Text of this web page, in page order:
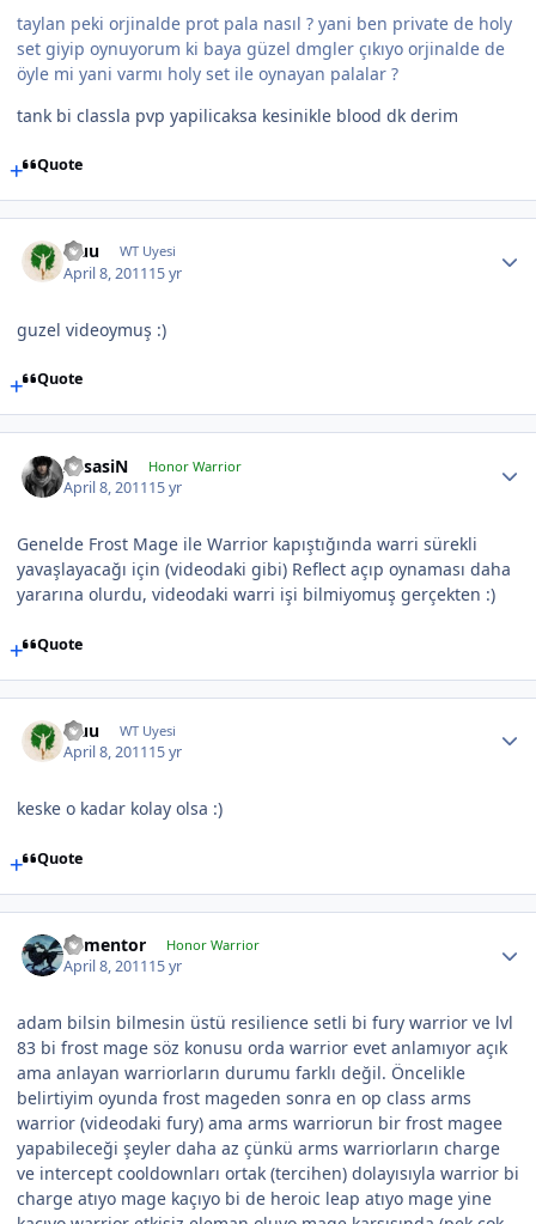
taylan peki orjinalde prot pala nasıl ? yani ben private de holy
set giyip oynuyorum ki baya güzel dmgler çıkıyo orjinalde de
öyle mi yani varmı holy set ile oynayan palalar ?
tank bi classla pvp yapilicaksa kesinikle blood dk derim
Quote
Fluu WT Uyesi
April 8, 201115 yr
guzel videoymuş :)
Quote
AssasiN Honor Warrior
April 8, 201115 yr
Genelde Frost Mage ile Warrior kapıştığında warri sürekli
yavaşlayacağı için (videodaki gibi) Reflect açıp oynaması daha
yararına olurdu, videodaki warri işi bilmiyomuş gerçekten :)
Quote
Fluu WT Uyesi
April 8, 201115 yr
keske o kadar kolay olsa :)
Quote
dementor Honor Warrior
April 8, 201115 yr
adam bilsin bilmesin üstü resilience setli bi fury warrior ve lvl
83 bi frost mage söz konusu orda warrior evet anlamıyor açık
ama anlayan warriorların durumu farklı değil. Öncelikle
belirtiyim oyunda frost mageden sonra en op class arms
warrior (videodaki fury) ama arms warriorun bir frost magee
yapabileceği şeyler daha az çünkü arms warriorların charge
ve intercept cooldownları ortak (tercihen) dolayısıyla warrior bi
charge atıyo mage kaçıyo bi de heroic leap atıyo mage yine